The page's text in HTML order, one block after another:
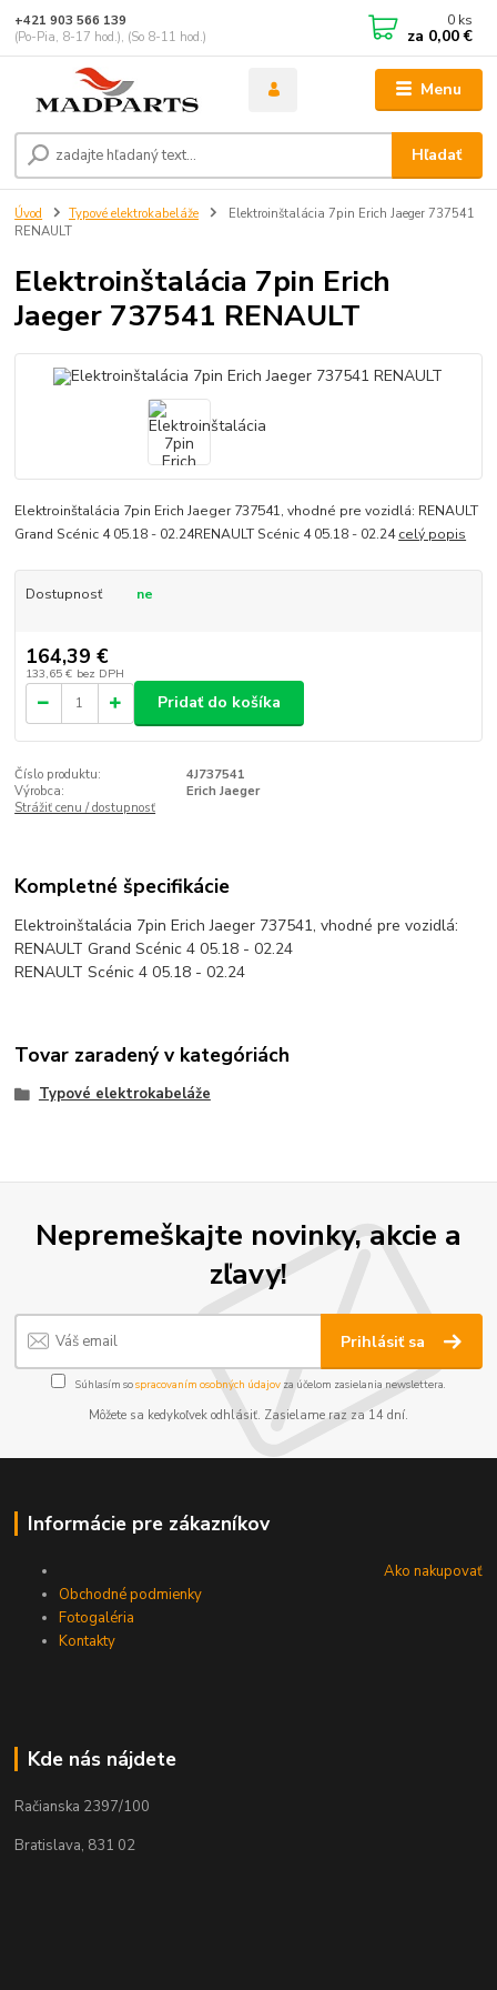
Menu
Hľadať
+421 903 566 139
(Po-Pia, 8-17 hod.), (So 8-11 hod.)
0 ks
za 0,00 €
Úvod Typové elektrokabeláže
Elektroinštalácia 7pin Erich Jaeger 737541
RENAULT
Elektroinštalácia 7pin Erich
Jaeger 737541 RENAULT
Elektroinštalácia 7pin Erich Jaeger 737541, vhodné pre vozidlá: RENAULT
Grand Scénic 4 05.18 - 02.24RENAULT Scénic 4 05.18 - 02.24celý popis
Dostupnosť ne
164,39 €
133,65 € bez DPH
Pridať do košíka
Číslo produktu:
4J737541
Výrobca:
Erich Jaeger
Strážiť cenu / dostupnosť
Kompletné špecifikácie
Elektroinštalácia 7pin Erich Jaeger 737541, vhodné pre vozidlá:
RENAULT Grand Scénic 4 05.18 - 02.24
RENAULT Scénic 4 05.18 - 02.24
Tovar zaradený v kategóriách
Typové elektrokabeláže
Nepremeškajte novinky, akcie a
zľavy!
Prihlásiť sa
Súhlasím sospracovaním osobných údajov za účelom zasielania newslettera.
Môžete sa kedykoľvek odhlásiť. Zasielame raz za 14 dní.
Informácie pre zákazníkov
Ako nakupovať
Obchodné podmienky
Fotogaléria
Kontakty
Kde nás nájdete
Račianska 2397/100
Bratislava, 831 02